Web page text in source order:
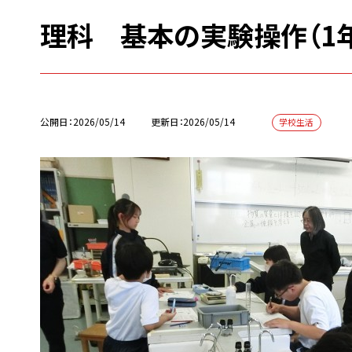
理科 基本の実験操作（1
公開日 2026/05/14 更新日 2026/05/14 学校生活